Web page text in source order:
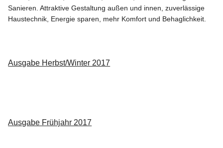
Kontakt
Sanieren. Attraktive Gestaltung außen und innen, zuver­lässige
Haustechnik, Energie sparen, mehr Komfort und Behaglichkeit.
Ausgabe Herbst/Winter 2017
Ausgabe Frühjahr 2017